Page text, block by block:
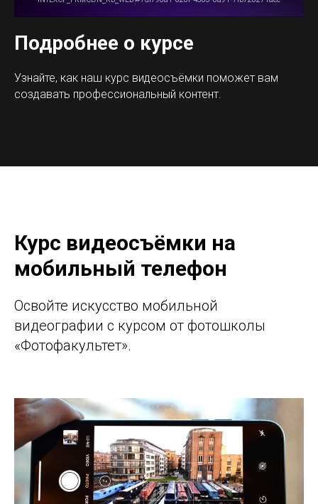
Подробнее о курсе
Узнайте, как наш курс видеосъёмки поможет вам
создавать профессиональный контент.
Курс видеосъёмки на
мобильный телефон
Освойте искусство мобильной
видеографии с курсом от фотошколы
«Фотофакультет».